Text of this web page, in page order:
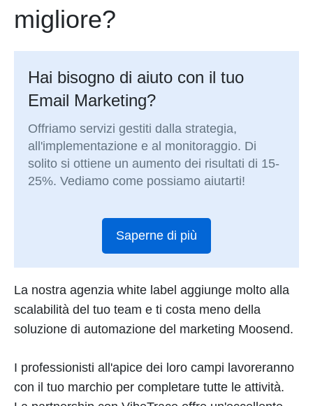
migliore?
Hai bisogno di aiuto con il tuo
Email Marketing?
Offriamo servizi gestiti dalla strategia,
all'implementazione e al monitoraggio. Di
solito si ottiene un aumento dei risultati di 15-
25%. Vediamo come possiamo aiutarti!
Saperne di più
La nostra agenzia white label aggiunge molto alla
scalabilità del tuo team e ti costa meno della
soluzione di automazione del marketing Moosend.
I professionisti all'apice dei loro campi lavoreranno
con il tuo marchio per completare tutte le attività.